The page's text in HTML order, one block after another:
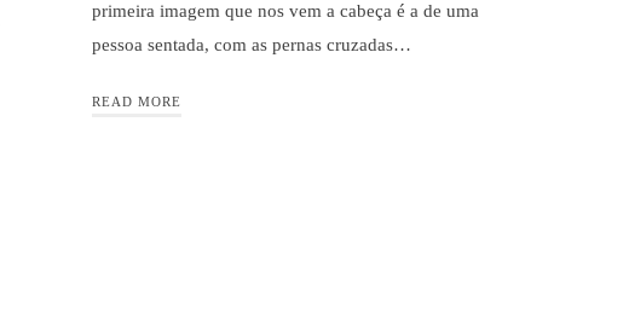
primeira imagem que nos vem a cabeça é a de uma
pessoa sentada, com as pernas cruzadas…
READ MORE